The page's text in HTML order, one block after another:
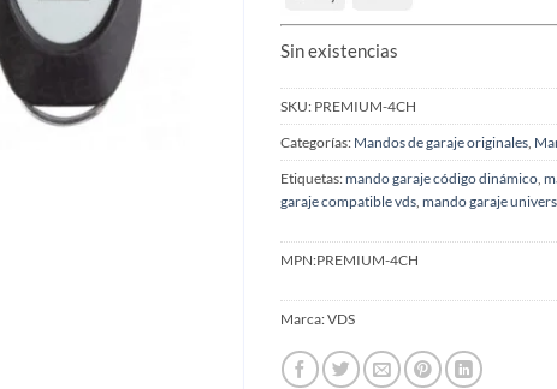
Sin existencias
SKU: PREMIUM-4CH
Categorías: Mandos de garaje originales,
Etiquetas:mando garaje código dinámico,
garaje compatible vds, mando garaje
MPN:PREMIUM-4CH
Marca:VDS